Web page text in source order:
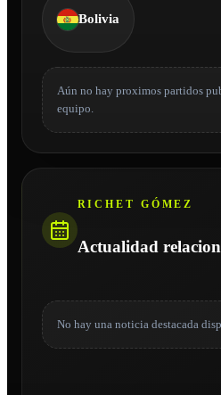
Bolivia
Aún no hay proximos partidos
equipo.
RICHET GÓMEZ
Actualidad
No hay una noticia destacada